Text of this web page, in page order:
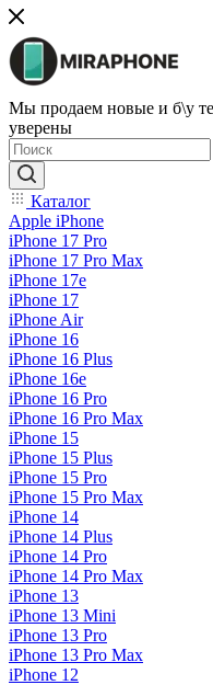
Мы продаем новые и б\у
уверены
Каталог
Apple iPhone
iPhone 17 Pro
iPhone 17 Pro Max
iPhone 17e
iPhone 17
iPhone Air
iPhone 16
iPhone 16 Plus
iPhone 16e
iPhone 16 Pro
iPhone 16 Pro Max
iPhone 15
iPhone 15 Plus
iPhone 15 Pro
iPhone 15 Pro Max
iPhone 14
iPhone 14 Plus
iPhone 14 Pro
iPhone 14 Pro Max
iPhone 13
iPhone 13 Mini
iPhone 13 Pro
iPhone 13 Pro Max
iPhone 12